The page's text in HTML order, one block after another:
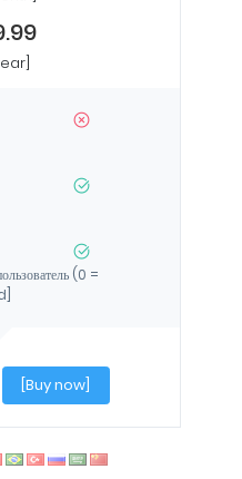
(0 =
[Buy now]